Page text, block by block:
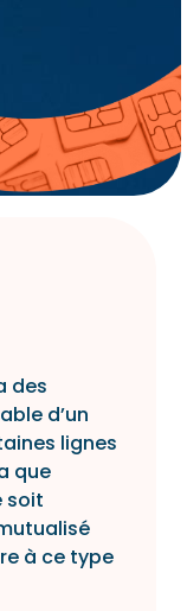
des
d’un
lignes
que
soit
à ce type